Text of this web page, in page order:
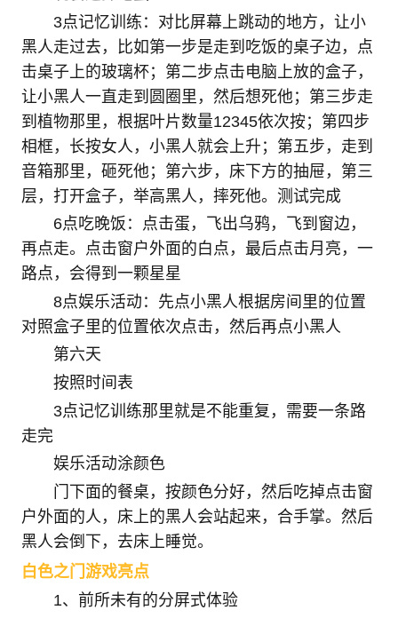
3点记忆训练：对比屏幕上跳动的地方，让小
黑人走过去，比如第一步是走到吃饭的桌子边，点
击桌子上的玻璃杯；第二步点击电脑上放的盒子，
让小黑人一直走到圆圈里，然后想死他；第三步走
到植物那里，根据叶片数量12345依次按；第四步
相框，长按女人，小黑人就会上升；第五步，走到
音箱那里，砸死他；第六步，床下方的抽屉，第三
层，打开盒子，举高黑人，摔死他。测试完成
6点吃晚饭：点击蛋，飞出乌鸦，飞到窗边，
再点走。点击窗户外面的白点，最后点击月亮，一
路点，会得到一颗星星
8点娱乐活动：先点小黑人根据房间里的位置
对照盒子里的位置依次点击，然后再点小黑人
第六天
按照时间表
3点记忆训练那里就是不能重复，需要一条路
走完
娱乐活动涂颜色
门下面的餐桌，按颜色分好，然后吃掉点击窗
户外面的人，床上的黑人会站起来，合手掌。然后
黑人会倒下，去床上睡觉。
白色之门游戏亮点
1、前所未有的分屏式体验